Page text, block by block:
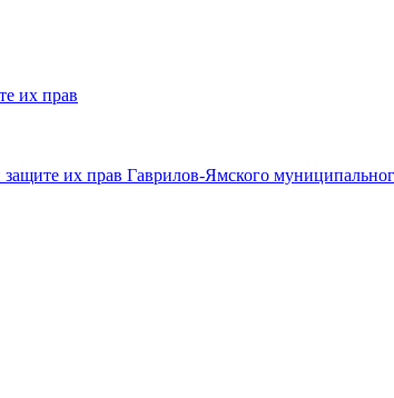
их прав
их прав Гаврилов-Ямского